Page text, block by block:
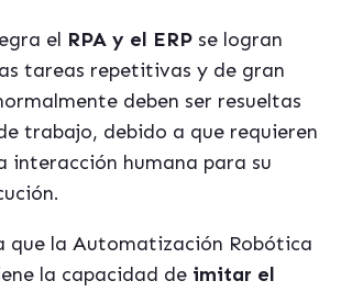
el RPA y el ERP se logran
tareas repetitivas y de gran
deben ser resueltas
trabajo, debido a que requieren
interacción humana para su
que la Automatización Robótica
la capacidad de imitar el